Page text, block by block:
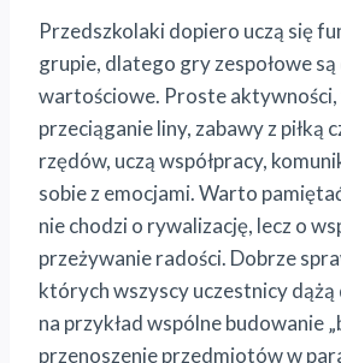
Przedszkolaki dopiero uczą się
grupie, dlatego gry zespołowe
wartościowe. Proste aktywności,
przeciąganie liny, zabawy z piłką
rzędów, uczą współpracy,
sobie z emocjami. Warto
nie chodzi o rywalizację, lecz o
przeżywanie radości. Dobrze
których wszyscy uczestnicy dążą
na przykład wspólne budowanie
przenoszenie przedmiotów w